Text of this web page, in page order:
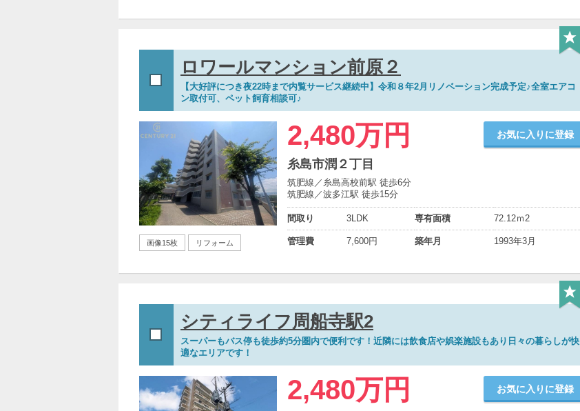
ロワールマンション前原２
【大好評につき夜22時まで内覧サービス継続中】令和８年2月リノベーション完成予定♪全室エアコ
ン取付可、ペット飼育相談可♪
画像15枚 リフォーム
2,480万円 お気に入りに登録
糸島市潤２丁目
筑肥線／糸島高校前駅 徒歩6分
筑肥線／波多江駅 徒歩15分
間取り 3LDK 専有面積 72.12ｍ2
管理費 7,600円 築年月 1993年3月
シティライフ周船寺駅2
スーパーもバス停も徒歩約5分圏内で便利です！近隣には飲食店や娯楽施設もあり日々の暮らしが快
適なエリアです！
2,480万円 お気に入りに登録